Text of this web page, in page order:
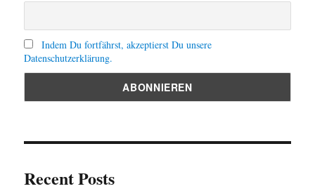
Indem Du fortfährst, akzeptierst Du unsere
Datenschutzerklärung.
Recent Posts